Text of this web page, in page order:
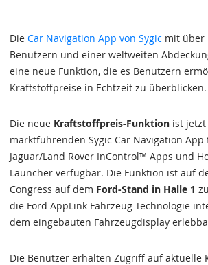
Die Car Navigation App von Sygic mit über
Benutzern und einer weltweiten
eine neue Funktion, die es Benutzern
Kraftstoffpreise in Echtzeit zu überblicken.
Die neue Kraftstoffpreis-Funktion ist
marktführenden Sygic Car Navigation
Jaguar/Land Rover InControl™ Apps und
Launcher verfügbar. Die Funktion ist auf
Congress auf dem Ford-Stand in Halle 1
die Ford AppLink Fahrzeug Technologie
dem eingebauten Fahrzeugdisplay
Die Benutzer erhalten Zugriff auf aktuelle